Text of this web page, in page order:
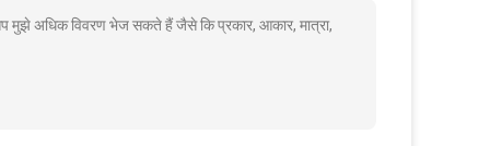
मुझे अधिक विवरण भेज सकते हैं जैसे कि प्रकार, आकार, मात्रा,